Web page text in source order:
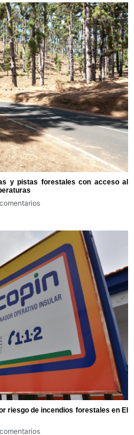
y pistas forestales con acceso al
riesgo de incendios forestales en El